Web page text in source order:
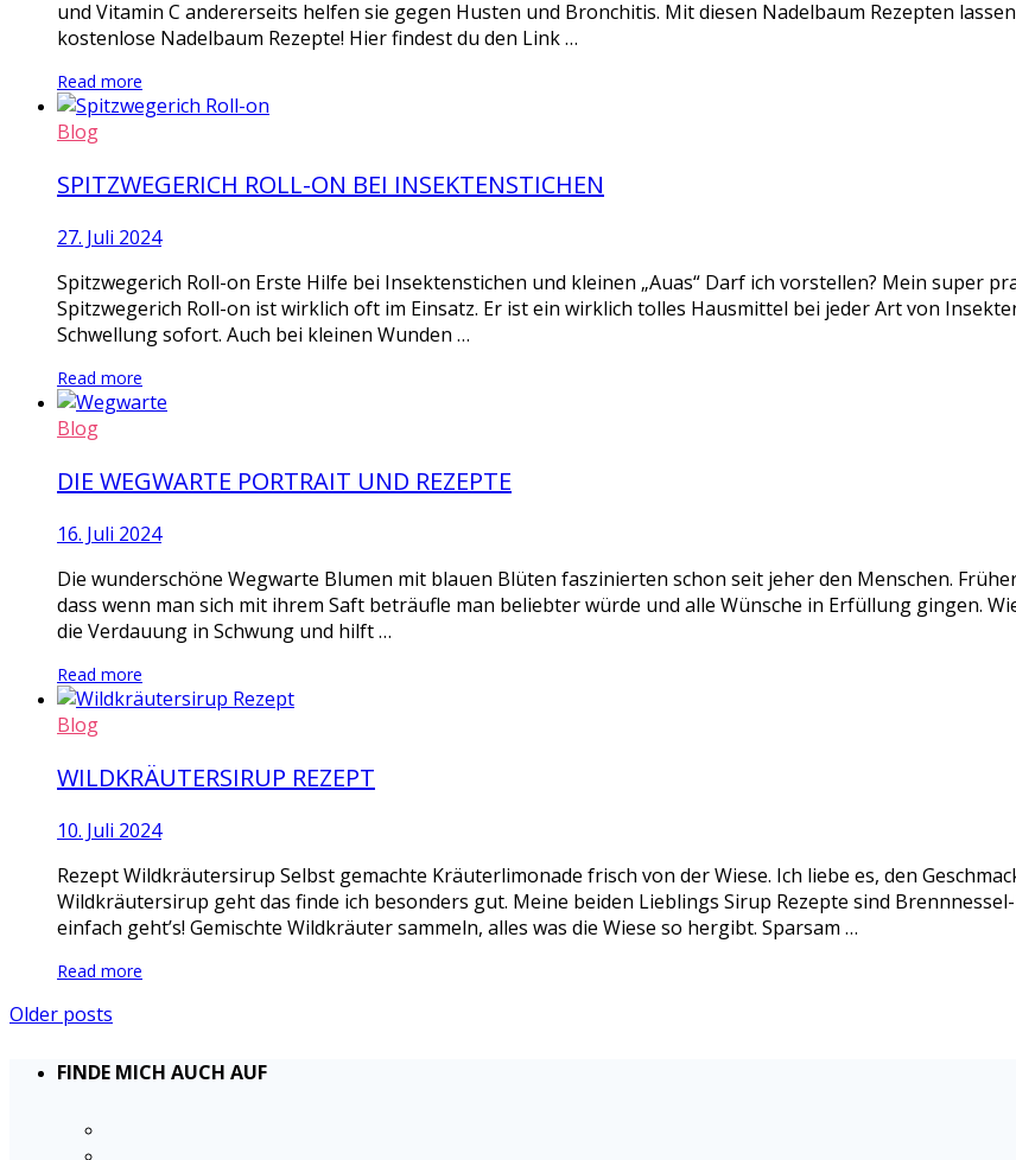
und Vitamin C andererseits helfen sie gegen Husten und Bronchitis. Mit diesen Nadelbaum Rezepten
kostenlose Nadelbaum Rezepte! Hier findest du den Link …
Read more
Blog
SPITZWEGERICH ROLL-ON BEI INSEKTENSTICHEN
27. Juli 2024
Spitzwegerich Roll-on Erste Hilfe bei Insektenstichen und kleinen „Auas“ Darf ich vorstellen? Mein super
Spitzwegerich Roll-on ist wirklich oft im Einsatz. Er ist ein wirklich tolles Hausmittel bei jeder Art von
Schwellung sofort. Auch bei kleinen Wunden …
Read more
Blog
DIE WEGWARTE PORTRAIT UND REZEPTE
16. Juli 2024
Die wunderschöne Wegwarte Blumen mit blauen Blüten faszinierten schon seit jeher den Menschen.
dass wenn man sich mit ihrem Saft beträufle man beliebter würde und alle Wünsche in Erfüllung gingen.
die Verdauung in Schwung und hilft …
Read more
Blog
WILDKRÄUTERSIRUP REZEPT
10. Juli 2024
Rezept Wildkräutersirup Selbst gemachte Kräuterlimonade frisch von der Wiese. Ich liebe es, den
Wildkräutersirup geht das finde ich besonders gut. Meine beiden Lieblings Sirup Rezepte sind
einfach geht’s! Gemischte Wildkräuter sammeln, alles was die Wiese so hergibt. Sparsam …
Read more
Older posts
FINDE MICH AUCH AUF